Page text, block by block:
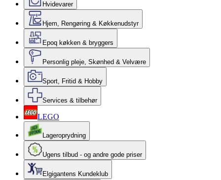
Hvidevarer
Hjem, Rengøring & Køkkenudstyr
Epoq køkken & bryggers
Personlig pleje, Skønhed & Velvære
Sport, Fritid & Hobby
Services & tilbehør
LEGO
Lageroprydning
Ugens tilbud - og andre gode priser
Elgigantens Kundeklub